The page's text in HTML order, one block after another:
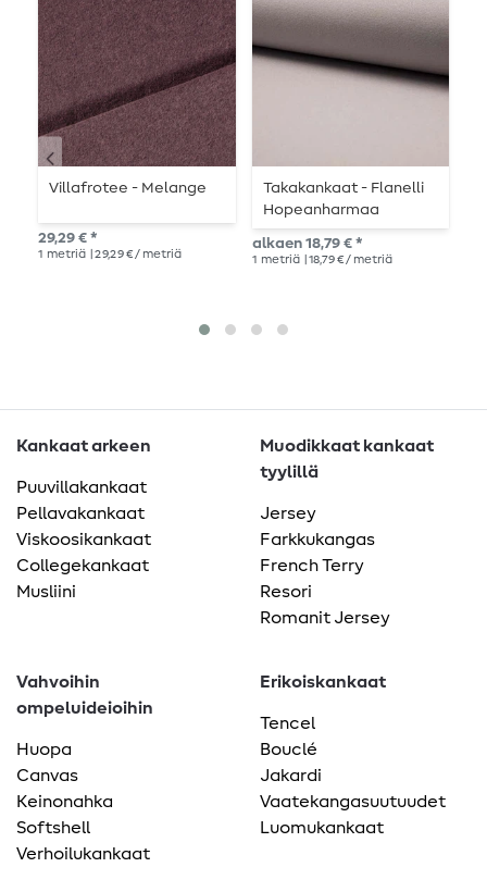
Villafrotee - Melange
29,29 € *
1 metriä | 29,29 € / metriä
Takakankaat - Flanelli
Hopeanharmaa
Yksivärinen
alkaen 18,79 € *
1 metriä | 18,79 € / metriä
Kankaat arkeen
Puuvillakankaat
Pellavakankaat
Viskoosikankaat
Collegekankaat
Musliini
Muodikkaat kankaat
tyylillä
Jersey
Farkkukangas
French Terry
Resori
Romanit Jersey
Vahvoihin
ompeluideioihin
Huopa
Canvas
Keinonahka
Softshell
Verhoilukankaat
Erikoiskankaat
Tencel
Bouclé
Jakardi
Vaatekangasuutuudet
Luomukankaat